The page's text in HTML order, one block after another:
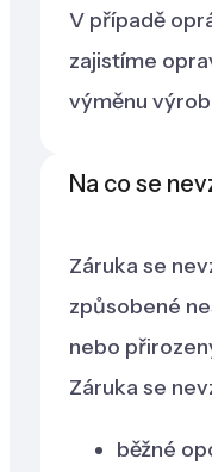
V případě
zajistíme
výměnu
Na co se
Záruka se
způsobené
nebo
Záruka se
běžné